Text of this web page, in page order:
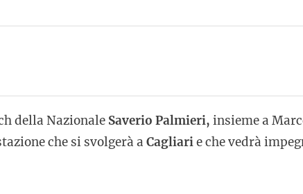
della Nazionale Saverio Palmieri, insieme a
che si svolgerà a Cagliarie che vedrà